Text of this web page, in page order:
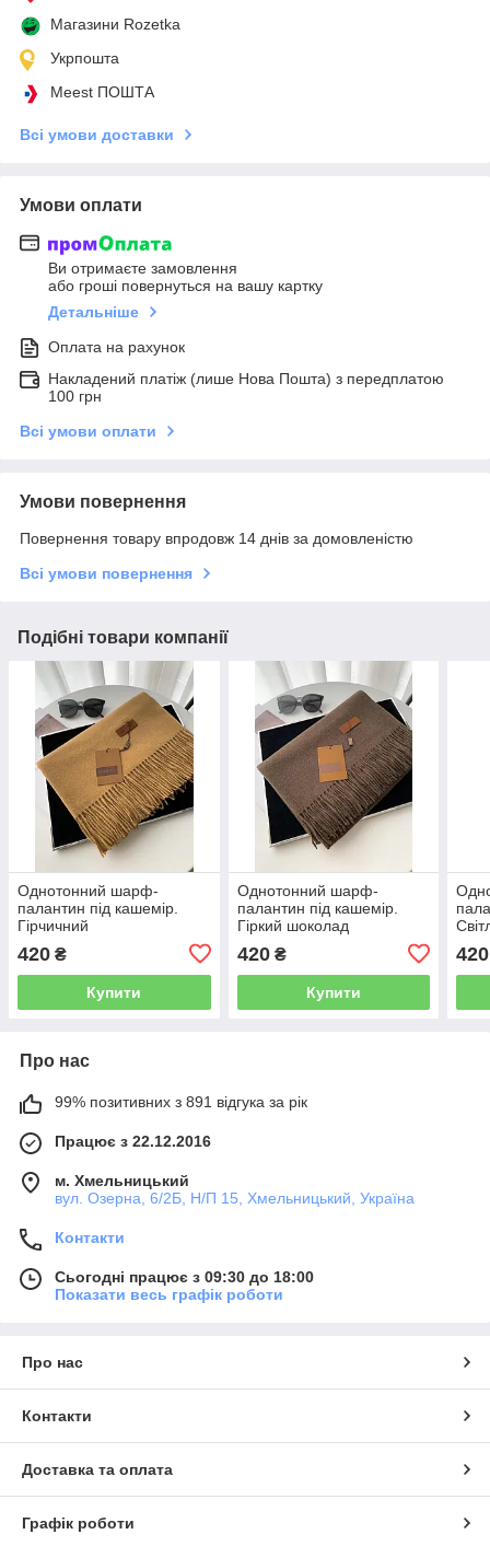
Магазини Rozetka
Укрпошта
Meest ПОШТА
Всі умови доставки
Умови оплати
Ви отримаєте замовлення
або гроші повернуться на вашу картку
Детальніше
Оплата на рахунок
Накладений платіж (лише Нова Пошта) з передплатою
100 грн
Всі умови оплати
Умови повернення
Повернення товару впродовж 14 днів за домовленістю
Всі умови повернення
Подібні товари компанії
Однотонний шарф-
палантин під кашемір.
Гірчичний
420 ₴
Купити
Однотонний шарф-
палантин під кашемір.
Гіркий шоколад
420₴
Купити
420
Про нас
99% позитивних з 891 відгука за рік
Працює з 22.12.2016
м. Хмельницький
вул. Озерна, 6/2Б, Н/П 15, Хмельницький, Україна
Контакти
Сьогодні працює з 09:30 до 18:00
Показати весь графік роботи
Про нас
Контакти
Доставка та оплата
Графік роботи